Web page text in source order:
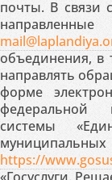
почты. В связи
объединения, в
направлять
форме
федеральной
системы
https://